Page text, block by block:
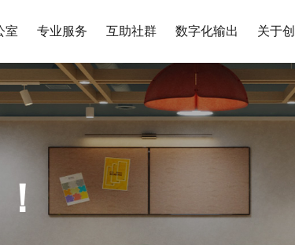
室 专业服务 互助社群 数字化输出 关于
全国连锁 设备